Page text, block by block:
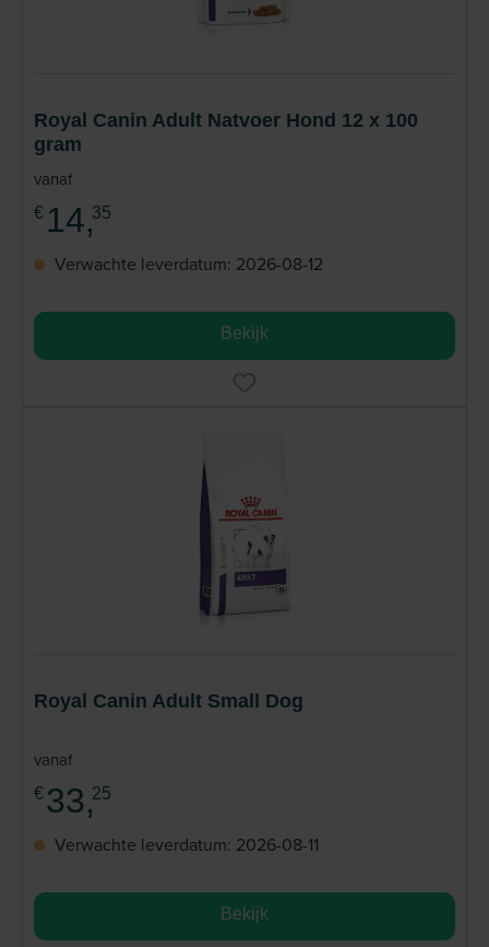
Royal Canin Adult Natvoer Hond 12 x 100
gram
vanaf
€ 14,35
Verwachte leverdatum: 2026-08-12
Bekijk
Royal Canin Adult Small Dog
vanaf
€ 33,25
Verwachte leverdatum: 2026-08-11
Bekijk